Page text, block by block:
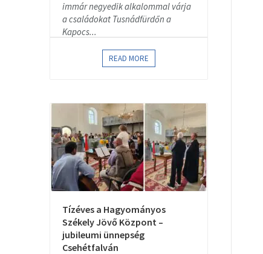
immár negyedik alkalommal várja
a családokat Tusnádfürdőn a
Kapocs...
READ MORE
Tízéves a Hagyományos
Székely Jövő Központ –
jubileumi ünnepség
Csehétfalván